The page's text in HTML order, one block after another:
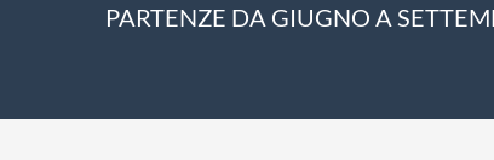
PARTENZE DA GIUGNO A